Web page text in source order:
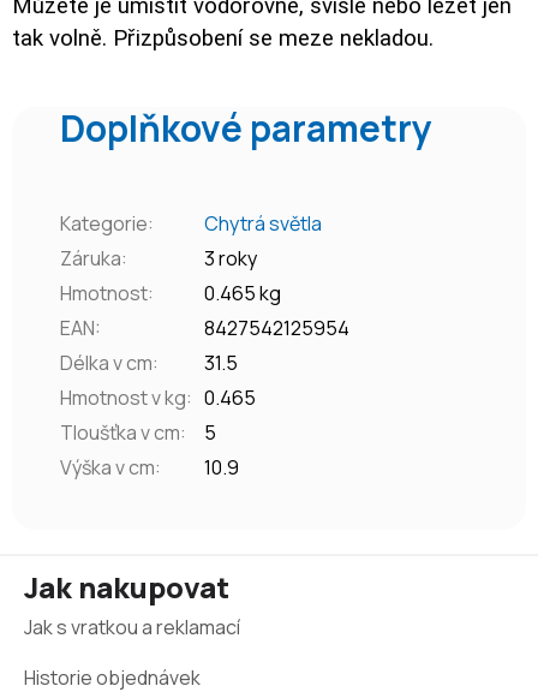
Můžete je umístit vodorovně, svisle nebo ležet jen
tak volně. Přizpůsobení se meze nekladou.
Doplňkové parametry
Kategorie:
Chytrá světla
Záruka:
3 roky
Hmotnost:
0.465 kg
EAN:
8427542125954
Délka v cm:
31.5
Hmotnost v kg: 0.465
Tloušťka v cm:
5
Výška v cm: 10.9
Jak nakupovat
Jak s vratkou a reklamací
Historie objednávek